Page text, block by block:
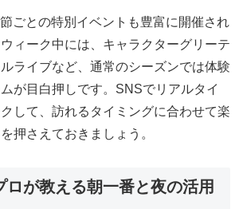
ごとの特別イベントも豊富に開催され
ィーク中には、キャラクターグリーテ
ライブなど、通常のシーズンでは体験
が目白押しです。SNSでリアルタイ
して、訪れるタイミングに合わせて楽
押さえておきましょう。
ロが教える朝一番と夜の活用